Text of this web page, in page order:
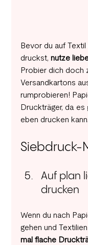
Bevor du auf
druckst, nutze
Probier dich doch
Versandkartons
rumprobieren!
Druckträger, da
eben drucken kann.
Siebdruck-
Auf plan
drucken
Wenn du nach
gehen und
mal flache